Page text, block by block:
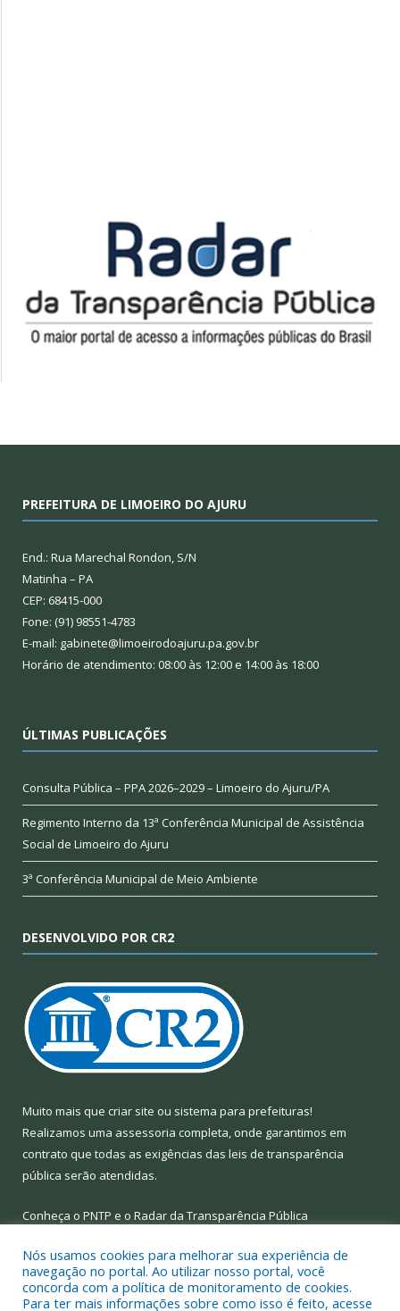
PREFEITURA DE LIMOEIRO DO AJURU
End.: Rua Marechal Rondon, S/N
Matinha – PA
CEP: 68415-000
Fone: (91) 98551-4783
E-mail: gabinete@limoeirodoajuru.pa.gov.br
Horário de atendimento: 08:00 às 12:00 e 14:00 às 18:00
ÚLTIMAS PUBLICAÇÕES
Consulta Pública – PPA 2026–2029 – Limoeiro do Ajuru/PA
Regimento Interno da 13ª Conferência Municipal de Assistência
Social de Limoeiro do Ajuru
3ª Conferência Municipal de Meio Ambiente
DESENVOLVIDO POR CR2
Muito mais que criar site ou sistema para prefeituras!
Realizamos uma assessoria completa, onde garantimos em
contrato que todas as exigências das leis de transparência
pública serão atendidas.
Conheça o PNTP e o Radar da Transparência Pública
Nós usamos cookies para melhorar sua experiência de
navegação no portal. Ao utilizar nosso portal, você
concorda com a política de monitoramento de cookies.
Para ter mais informações sobre como isso é feito, acesse